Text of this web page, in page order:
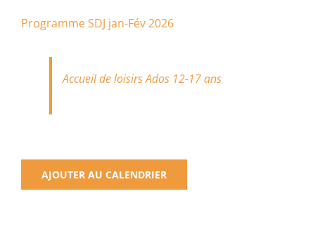
Programme SDJ jan-Fév 2026
Accueil de loisirs Ados 12-17 ans
AJOUTER AU CALENDRIER